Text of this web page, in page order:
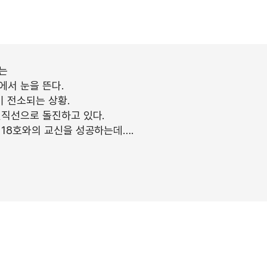
서 눈을 뜬다.
전소되는 상황.
선으로 돌진하고 있다.
호와의 교신을 성공하는데….